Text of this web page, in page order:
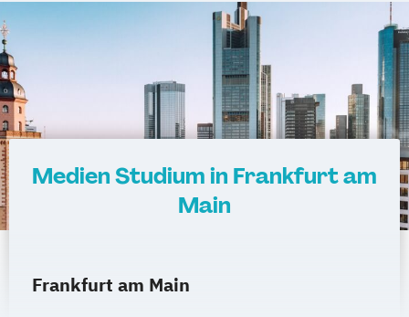
Medien Studium in Frankfurt am
Main
Frankfurt am Main